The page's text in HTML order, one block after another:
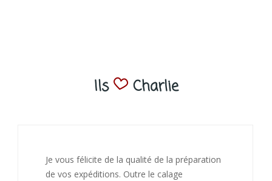
Ils Charlie
J’ai adoré ouvrir ce paquet votre message est
bienveillant et fait plaisir. Je ne manquerai pas